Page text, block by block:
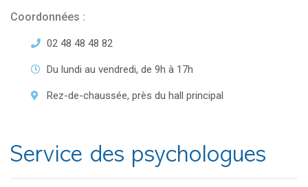
Coordonnées :
02 48 48 48 82
Du lundi au vendredi, de 9h à 17h
Rez-de-chaussée, près du hall principal
Service des psychologues